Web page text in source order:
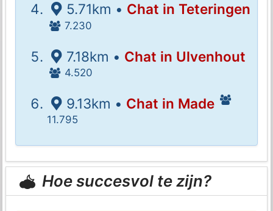
5.71km • Chat in Teteringen
7.230
7.18km • Chat in Ulvenhout
4.520
9.13km • Chat in Made
11.795
Hoe succesvol te zijn?